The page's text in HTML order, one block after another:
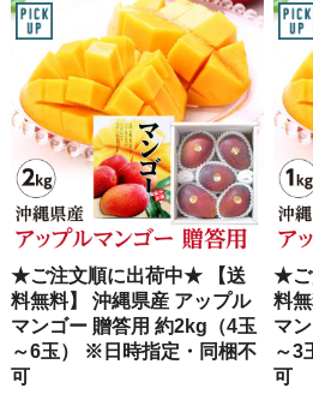
★ご注文順に出荷中★ 【送
料無料】 沖縄県産 アップル
マンゴー 贈答用 約2kg（4玉
～6玉） ※日時指定・同梱不
可
★ご
料
マ
～3
可